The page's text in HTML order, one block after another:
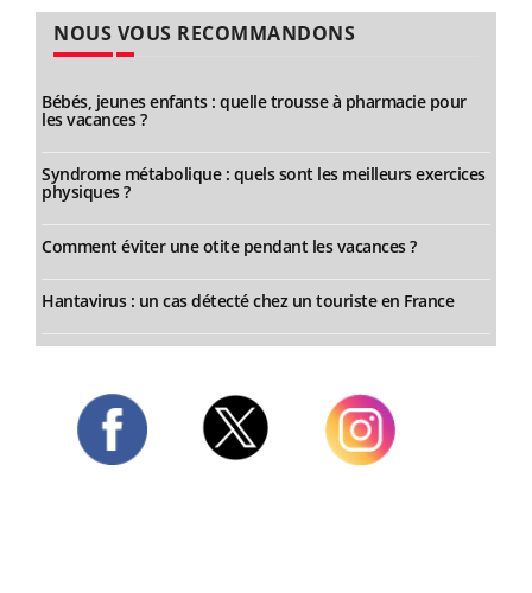
NOUS VOUS RECOMMANDONS
Bébés, jeunes enfants : quelle trousse à pharmacie pour
les vacances ?
Syndrome métabolique : quels sont les meilleurs exercices
physiques ?
Comment éviter une otite pendant les vacances ?
Hantavirus : un cas détecté chez un touriste en France